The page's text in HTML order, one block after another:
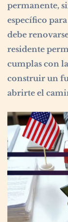
permanente,
específico
debe
residente
cumplas con
construir un
abrirte el